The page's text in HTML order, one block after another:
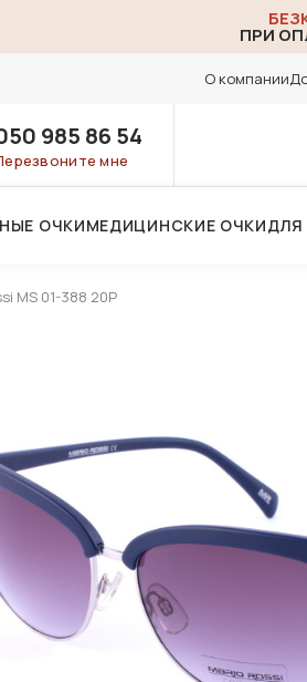
ПРИ
О компании
985 86 54
мне
ОЧКИМЕДИЦИНСКИЕ ОЧКИДЛЯ
MS 01-388 20P